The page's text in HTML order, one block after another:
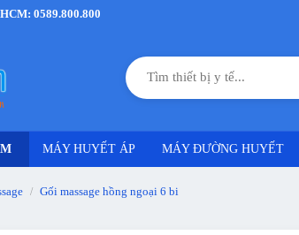
0589.800.800
MÁY HUYẾT ÁP MÁY ĐƯỜNG HUYẾT
/ Gối massage hồng ngoại 6 bi